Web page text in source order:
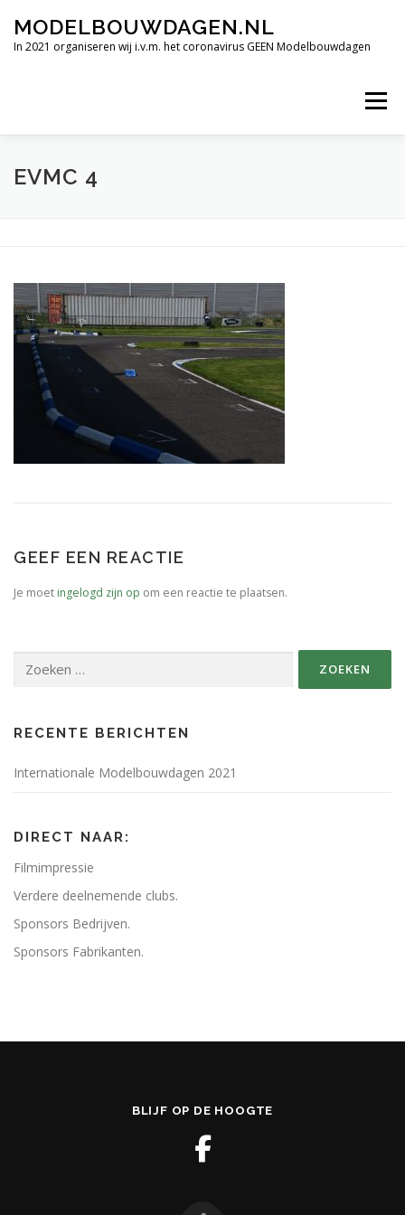
naarMODELBOUWDAGEN.NL
In 2021 organiseren wij i.v.m. het coronavirus GEEN Modelbouwdagen
Menu
TERUGBLIK INTERNATIONALE MODELBOUWDAGEN 2019
VERDERE DEELNEMENDE CLUBS.
CONTACT SPONSORS BEDRIJVEN.
SPONSORS FABRIKANTEN.
EVMC 4
GEEF EEN REACTIE
Je moet ingelogd zijn op om een reactie te plaatsen.
naar:
RECENTE BERICHTEN
Internationale Modelbouwdagen 2021
DIRECT NAAR:
Filmimpressie
Verdere deelnemende clubs.
Sponsors Bedrijven.
Sponsors Fabrikanten.
BLIJF OP DE HOOGTE